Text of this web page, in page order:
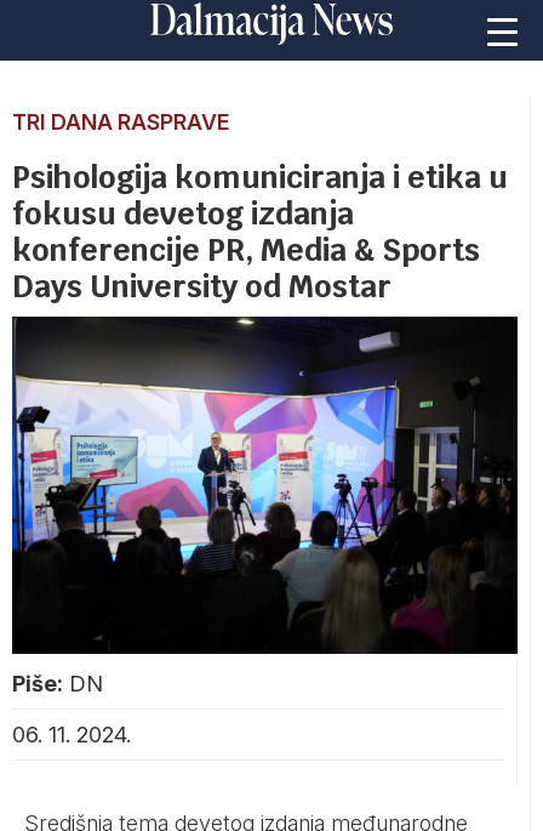
TRI DANA RASPRAVE
Psihologija komuniciranja i etika u
fokusu devetog izdanja
konferencije PR, Media & Sports
Days University od Mostar
Piše: DN
06. 11. 2024.
Središnja tema devetog izdanja međunarodne